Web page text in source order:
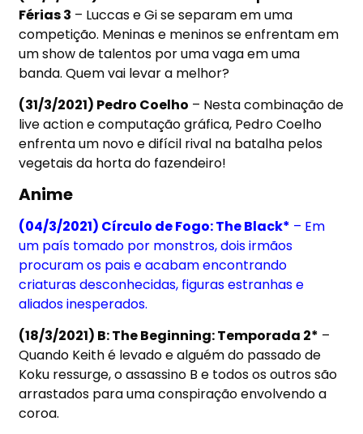
Férias 3 – Luccas e Gi se separam em uma
competição. Meninas e meninos se enfrentam em
um show de talentos por uma vaga em uma
banda. Quem vai levar a melhor?
(31/3/2021) Pedro Coelho – Nesta combinação de
live action e computação gráfica, Pedro Coelho
enfrenta um novo e difícil rival na batalha pelos
vegetais da horta do fazendeiro!
Anime
(04/3/2021) Círculo de Fogo: The Black* – Em
um país tomado por monstros, dois irmãos
procuram os pais e acabam encontrando
criaturas desconhecidas, figuras estranhas e
aliados inesperados.
(18/3/2021) B: The Beginning: Temporada 2* –
Quando Keith é levado e alguém do passado de
Koku ressurge, o assassino B e todos os outros são
arrastados para uma conspiração envolvendo a
coroa.